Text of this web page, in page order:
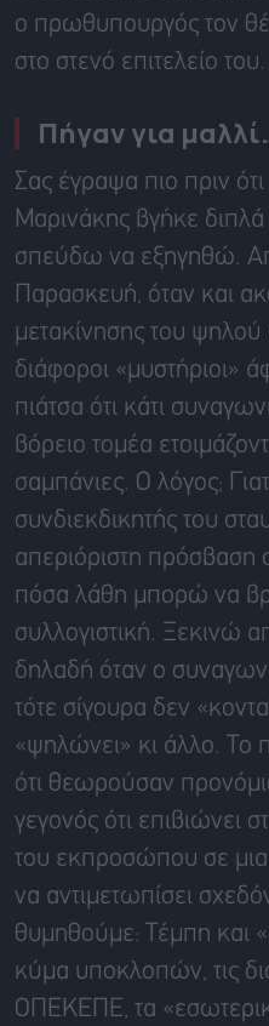
ο πρωθυπουργός τον
στο στενό επιτελείο του.
Πήγαν για
Σας έγραψα πιο πριν
Μαρινάκης βγήκε διπλά
σπεύδω να εξηγηθώ.
Παρασκευή, όταν και
μετακίνησης του
διάφοροι «μυστήριοι»
πιάτσα ότι κάτι
βόρειο τομέα
σαμπάνιες. Ο λόγος;
συνδιεκδικητής του
απεριόριστη πρόσβαση
πόσα λάθη μπορώ να
συλλογιστική. Ξεκινώ
δηλαδή όταν ο
τότε σίγουρα δεν
«ψηλώνει» κι άλλο. Το
ότι θεωρούσαν
γεγονός ότι επιβιώνει
του εκπροσώπου σε μια
να αντιμετωπίσει
θυμηθούμε: Τέμπη και
κύμα υποκλοπών, τις
ΟΠΕΚΕΠΕ, τα